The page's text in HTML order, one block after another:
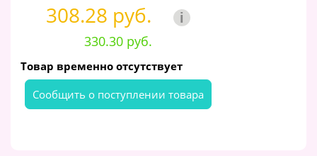
308.28 руб. i
330.30 руб.
Товар временно отсутствует
Cообщить о поступлении товара